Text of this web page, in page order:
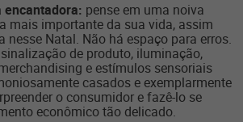
encantadora: pense em uma noiva
mais importante da sua vida, assim
nesse Natal. Não há espaço para erros.
de produto, iluminação,
e estímulos sensoriais
casados e exemplarmente
o consumidor e fazê-lo se
econômico tão delicado.